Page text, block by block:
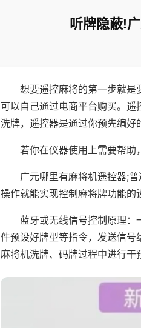
听牌隐蔽!
想要遥控麻将的第一步就是
可以自己通过电商平台购买。
洗牌，遥控器是通过你预先编好
若你在仪器使用上需要帮助
广元哪里有麻将机遥控器;
操作就能实现控制麻将牌功能的
蓝牙或无线信号控制原理
件预设好牌型等指令，发送信
麻将机洗牌、码牌过程中进行干